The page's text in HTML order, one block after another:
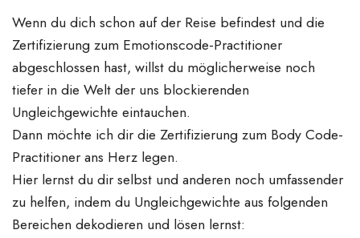
Wenn du dich schon auf der Reise befindest und die
Zertifizierung zum Emotionscode-Practitioner
abgeschlossen hast, willst du möglicherweise noch
tiefer in die Welt der uns blockierenden
Ungleichgewichte eintauchen.
Dann möchte ich dir die Zertifizierung zum Body Code-
Practitioner ans Herz legen.
Hier lernst du dir selbst und anderen noch umfassender
zu helfen, indem du Ungleichgewichte aus folgenden
Bereichen dekodieren und lösen lernst: